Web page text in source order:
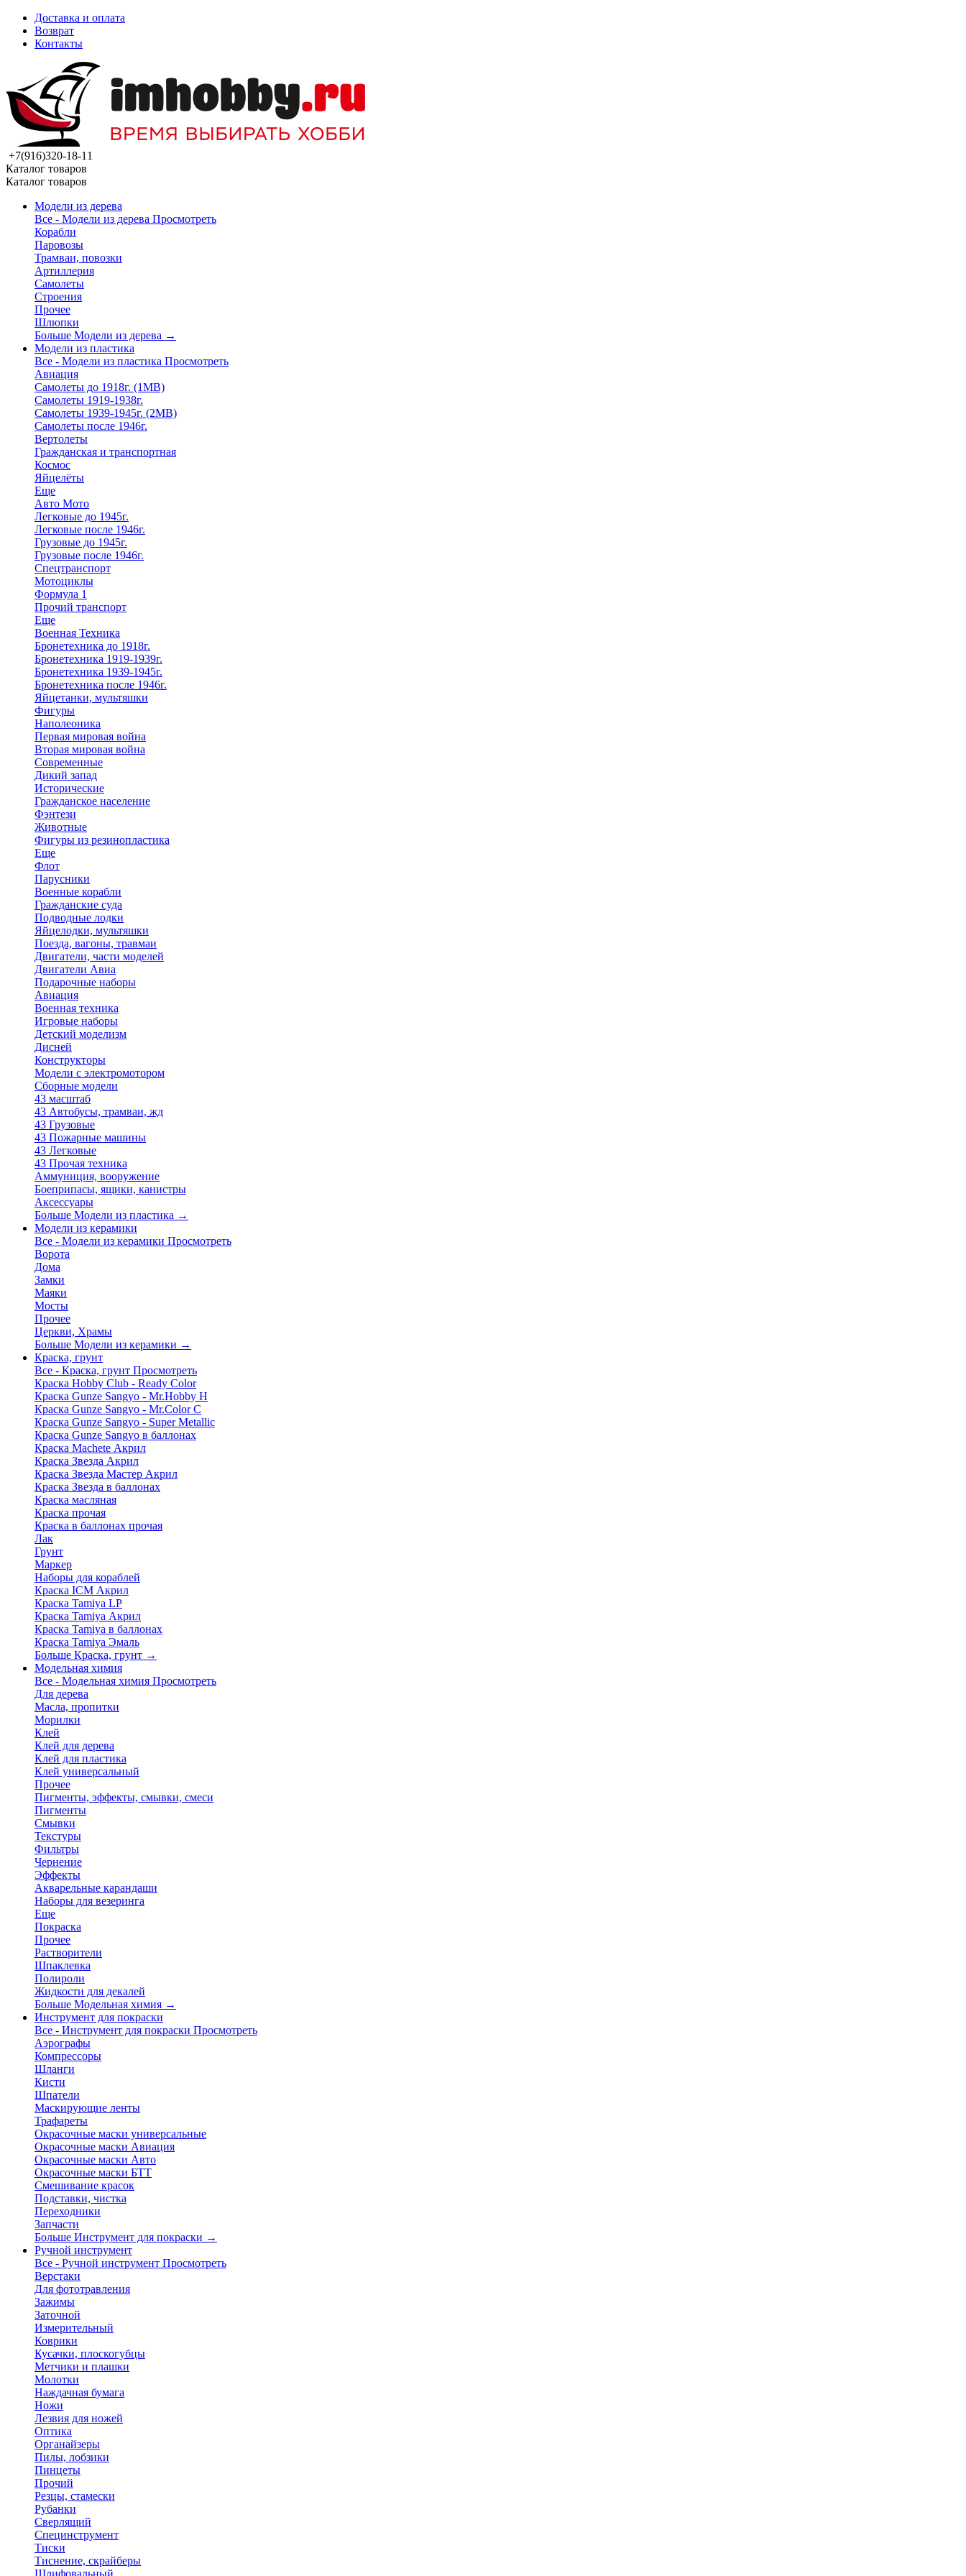
Доставка и оплата
Возврат
Контакты
+7(916)320-18-11
Каталог товаров
Каталог товаров
Модели из дерева
Все - Модели из дерева Просмотреть
Корабли
Паровозы
Трамваи, повозки
Артиллерия
Самолеты
Строения
Прочее
Шлюпки
Больше Модели из дерева →
Модели из пластика
Все - Модели из пластика Просмотреть
Авиация
Самолеты до 1918г. (1МВ)
Самолеты 1919-1938г.
Самолеты 1939-1945г. (2МВ)
Самолеты после 1946г.
Вертолеты
Гражданская и транспортная
Космос
Яйцелёты
Еще
Авто Мото
Легковые до 1945г.
Легковые после 1946г.
Грузовые до 1945г.
Грузовые после 1946г.
Спецтранспорт
Мотоциклы
Формула 1
Прочий транспорт
Еще
Военная Техника
Бронетехника до 1918г.
Бронетехника 1919-1939г.
Бронетехника 1939-1945г.
Бронетехника после 1946г.
Яйцетанки, мультяшки
Фигуры
Наполеоника
Первая мировая война
Вторая мировая война
Современные
Дикий запад
Исторические
Гражданское население
Фэнтези
Животные
Фигуры из резинопластика
Еще
Флот
Парусники
Военные корабли
Гражданские суда
Подводные лодки
Яйцелодки, мультяшки
Поезда, вагоны, травмаи
Двигатели, части моделей
Двигатели Авиа
Подарочные наборы
Авиация
Военная техника
Игровые наборы
Детский моделизм
Дисней
Конструкторы
Модели с электромотором
Сборные модели
43 масштаб
43 Автобусы, трамваи, жд
43 Грузовые
43 Пожарные машины
43 Легковые
43 Прочая техника
Аммуниция, вооружение
Боеприпасы, ящики, канистры
Аксессуары
Больше Модели из пластика →
Модели из керамики
Все - Модели из керамики Просмотреть
Ворота
Дома
Замки
Маяки
Мосты
Прочее
Церкви, Храмы
Больше Модели из керамики →
Краска, грунт
Все - Краска, грунт Просмотреть
Краска Hobby Club - Ready Color
Краска Gunze Sangyo - Mr.Hobby H
Краска Gunze Sangyo - Mr.Color C
Краска Gunze Sangyo - Super Metallic
Краска Gunze Sangyo в баллонах
Краска Machete Акрил
Краска Звезда Акрил
Краска Звезда Мастер Акрил
Краска Звезда в баллонах
Краска масляная
Краска прочая
Краска в баллонах прочая
Лак
Грунт
Маркер
Наборы для кораблей
Краска ICM Акрил
Краска Tamiya LP
Краска Tamiya Акрил
Краска Tamiya в баллонах
Краска Tamiya Эмаль
Больше Краска, грунт →
Модельная химия
Все - Модельная химия Просмотреть
Для дерева
Масла, пропитки
Морилки
Клей
Клей для дерева
Клей для пластика
Клей универсальный
Прочее
Пигменты, эффекты, смывки, смеси
Пигменты
Смывки
Текстуры
Фильтры
Чернение
Эффекты
Акварельные карандаши
Наборы для везеринга
Еще
Покраска
Прочее
Растворители
Шпаклевка
Полироли
Жидкости для декалей
Больше Модельная химия →
Инструмент для покраски
Все - Инструмент для покраски Просмотреть
Аэрографы
Компрессоры
Шланги
Кисти
Шпатели
Маскирующие ленты
Трафареты
Окрасочные маски универсальные
Окрасочные маски Авиация
Окрасочные маски Авто
Окрасочные маски БТТ
Смешивание красок
Подставки, чистка
Переходники
Запчасти
Больше Инструмент для покраски →
Ручной инструмент
Все - Ручной инструмент Просмотреть
Верстаки
Для фототравления
Зажимы
Заточной
Измерительный
Коврики
Кусачки, плоскогубцы
Метчики и плашки
Молотки
Наждачная бумага
Ножи
Лезвия для ножей
Оптика
Органайзеры
Пилы, лобзики
Пинцеты
Прочий
Резцы, стамески
Рубанки
Сверлящий
Специнструмент
Тиски
Тиснение, скрайберы
Шлифовальный